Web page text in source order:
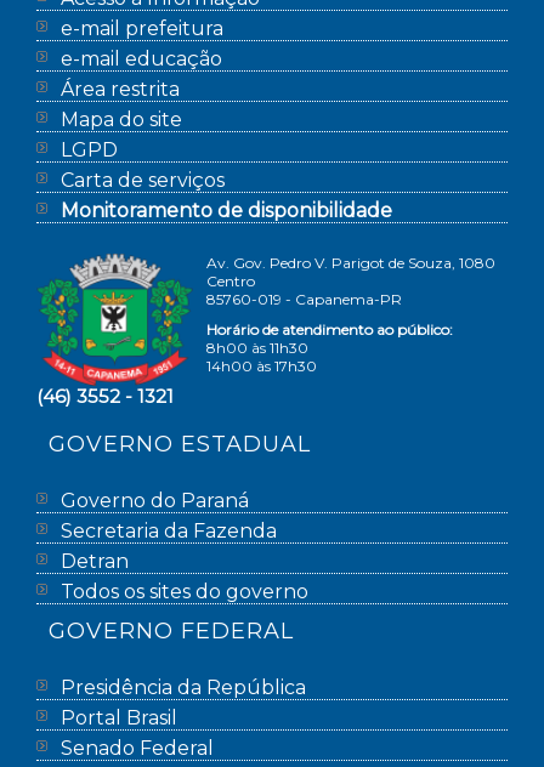
e-mail prefeitura
e-mail educação
Área restrita
Mapa do site
LGPD
Carta de serviços
Monitoramento de disponibilidade
Av. Gov. Pedro V. Parigot de Souza, 1080
Centro
85760-019 - Capanema-PR
Horário de atendimento ao público:
8h00 às 11h30
14h00 às 17h30
(46) 3552 - 1321
GOVERNO ESTADUAL
Governo do Paraná
Secretaria da Fazenda
Detran
Todos os sites do governo
GOVERNO FEDERAL
Presidência da República
Portal Brasil
Senado Federal